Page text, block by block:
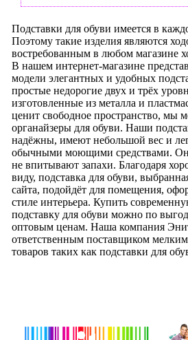
Подставки для обуви имеется в
Поэтому такие изделия являются
востребованным в любом магазине
В нашем интернет-магазине
модели элегантных и удобных
простые недорогие двух и трёх
изготовленные из металла и
ценит свободное пространство, мы
органайзеры для обуви. Наши
надёжны, имеют небольшой вес и
обычными моющими средствами.
не впитывают запахи. Благодаря
виду, подставка для обуви,
сайта, подойдёт для помещения,
стиле интерьера. Купить
подставку для обуви можно по
оптовым ценам. Наша компания
ответственным поставщиком
товаров таких как подставки для